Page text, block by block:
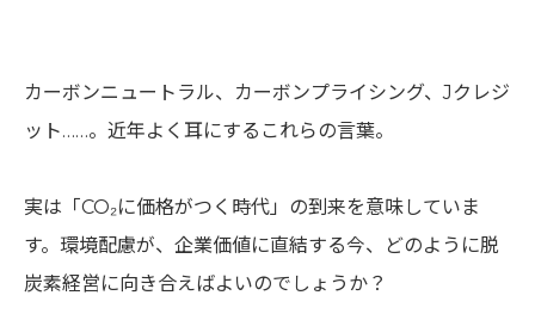
カーボンニュートラル、カーボンプライシング、Jクレジ
ット……。近年よく耳にするこれらの言葉。
実は「CO₂に価格がつく時代」の到来を意味していま
す。環境配慮が、企業価値に直結する今、どのように脱
炭素経営に向き合えばよいのでしょうか？